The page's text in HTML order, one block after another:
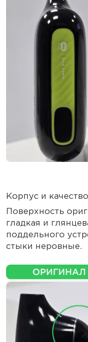
Корпус и
Поверхность
гладкая и
поддельного
стыки неровные.